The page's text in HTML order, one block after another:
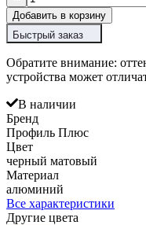
Добавить в корзину
Быстрый заказ
Обратите внимание:
устройства может
В наличии
Бренд
Профиль Плюс
Цвет
черный матовый
Материал
алюминий
Все характеристики
Другие цвета